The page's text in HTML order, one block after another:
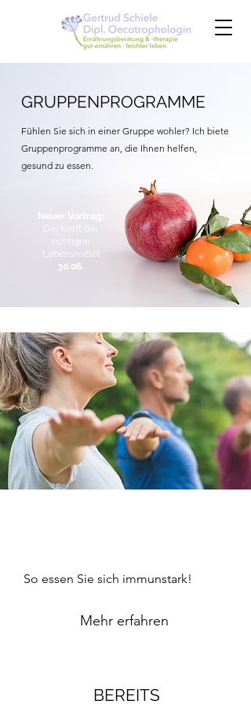
GRUPPENPROGRAMME
Fühlen Sie sich in einer Gruppe wohler? Ich biete
Gruppenprogramme an, die Ihnen helfen,
gesund zu essen.
Neuer Vortrag:
Die Kraft der
richtigen
Lebensmittel
30.06.
So essen Sie sich immunstark!
Mehr erfahren
BEREITS